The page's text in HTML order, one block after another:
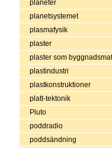
planeter
planetsystemet
plasmafysik
plaster
plaster som
plastindustri
plastkonstruktioner
platt-tektonik
Pluto
poddradio
poddsändning